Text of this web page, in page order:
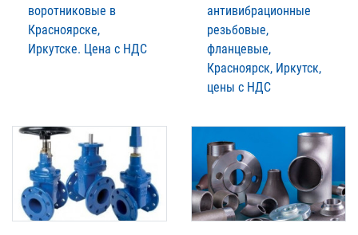
воротниковые в
Красноярске,
Иркутске. Цена с НДС
антивибрационные
резьбовые,
фланцевые,
Красноярск, Иркутск,
цены с НДС